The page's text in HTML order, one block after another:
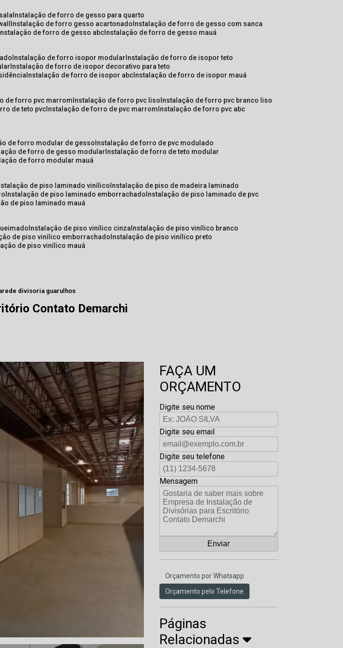
instalação de forro de gesso para quarto
instalação de forro gesso acartonado instalação de forro de gesso com sanca
instalação de forro de gesso abc instalação de forro de gesso mauá
instalação de forro isopor modular instalação de forro de isopor teto
instalação de forro de isopor decorativo para teto
instalação de forro de isopor abc instalação de forro de isopor mauá
de forro pvc marrom instalação de forro pvc liso instalação de forro pvc branco liso
de teto pvc instalação de forro de pvc marrom instalação de forro pvc abc
de forro modular de gesso instalação de forro de pvc modulado
de forro de gesso modular instalação de forro de teto modular
de forro modular mauá
de piso laminado vinílico instalação de piso de madeira laminado
instalação de piso laminado emborrachado instalação de piso laminado de pvc
de piso laminado mauá
instalação de piso vinílico cinza instalação de piso vinílico branco
de piso vinílico emborrachado instalação de piso vinílico preto
de piso vinílico mauá
divisoria guarulhos
Contato Demarchi
FAÇA UM
ORÇAMENTO
Digite seu nome
Digite seu email
Digite seu telefone
Mensagem
Orçamento por Whatsapp
Orçamento pelo Telefone
Páginas
Relacionadas